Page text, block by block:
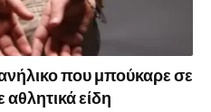
που μπούκαρε σε
είδη